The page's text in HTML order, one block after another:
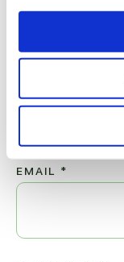
MANUELA.
Il tuo indirizzo
EMAIL *